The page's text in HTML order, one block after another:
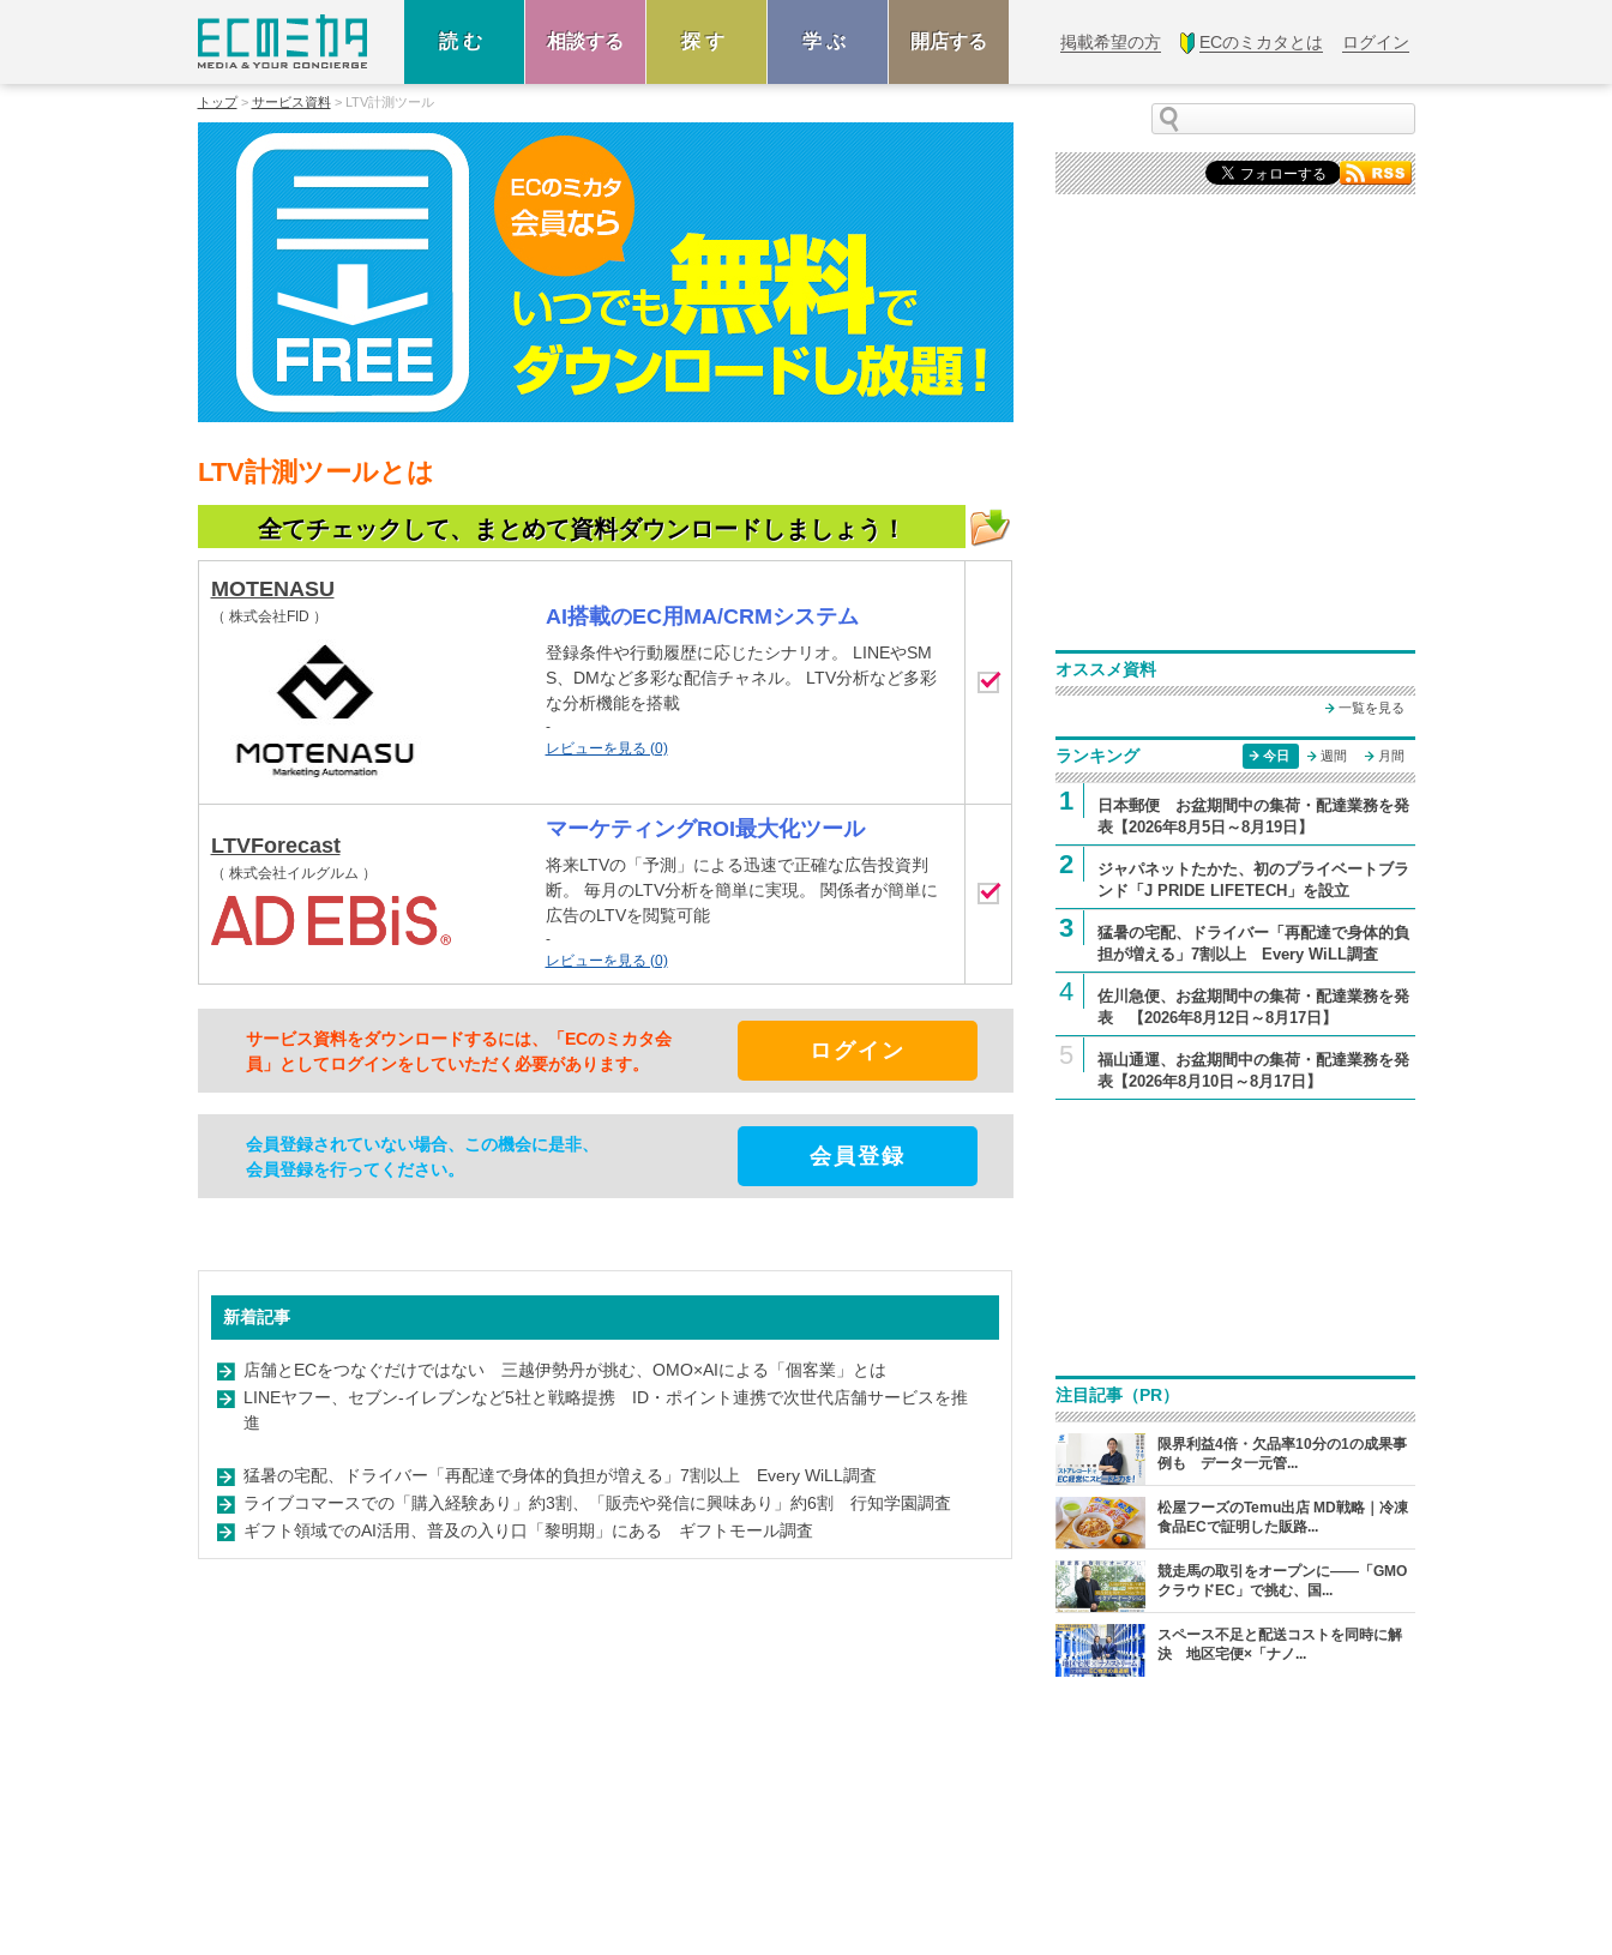
読む 相談する 探す 学ぶ 開店する 掲載希望の方 ECのミカタとは ログイン
トップ サービス資料 LTV計測ツール
LTV計測ツールとは
全てチェックして、まとめて資料ダウンロードしましょう！
MOTENASU
（ 株式会社FID ） AI搭載のEC用MA/CRMシステム
登録条件や行動履歴に応じたシナリオ。 LINEやSM
S、DMなど多彩な配信チャネル。 LTV分析など多彩
な分析機能を搭載
-
レビューを見る (0)
LTVForecast
（ 株式会社イルグルム ）
マーケティングROI最大化ツール
将来LTVの「予測」による迅速で正確な広告投資判
断。 毎月のLTV分析を簡単に実現。 関係者が簡単に
広告のLTVを閲覧可能
-
レビューを見る (0)
サービス資料をダウンロードするには、「ECのミカタ会
員」としてログインをしていただく必要があります。
ログイン
会員登録されていない場合、この機会に是非、
会員登録を行ってください。
会員登録
新着記事
店舗とECをつなぐだけではない 三越伊勢丹が挑む、OMO×AIによる「個客業」とは
LINEヤフー、セブン-イレブンなど5社と戦略提携 ID・ポイント連携で次世代店舗サービスを推
進
猛暑の宅配、ドライバー「再配達で身体的負担が増える」7割以上 Every WiLL調査
ライブコマースでの「購入経験あり」約3割、「販売や発信に興味あり」約6割 行知学園調査
ギフト領域でのAI活用、普及の入り口「黎明期」にある ギフトモール調査
オススメ資料
一覧を見る
ランキング 今日 週間 月間
1
日本郵便 お盆期間中の集荷・配達業務を発
表【2026年8月5日～8月19日】
2
ジャパネットたかた、初のプライベートブラ
ンド「J PRIDE LIFETECH」を設立
3
猛暑の宅配、ドライバー「再配達で身体的負
担が増える」7割以上 Every WiLL調査
4
佐川急便、お盆期間中の集荷・配達業務を発
表 【2026年8月12日～8月17日】
5
福山通運、お盆期間中の集荷・配達業務を発
表【2026年8月10日～8月17日】
注目記事（PR）
限界利益4倍・欠品率10分の1の成果事
例も データ一元管...
松屋フーズのTemu出店 MD戦略｜冷凍
食品ECで証明した販路...
競走馬の取引をオープンに――「GMO
クラウドEC」で挑む、国...
スペース不足と配送コストを同時に解
決 地区宅便×「ナノ...